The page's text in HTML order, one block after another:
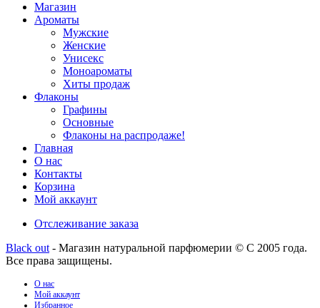
Магазин
Ароматы
Мужские
Женские
Унисекс
Моноароматы
Хиты продаж
Флаконы
Графины
Основные
Флаконы на распродаже!
Главная
О нас
Контакты
Корзина
Мой аккаунт
Отслеживание заказа
Black out - Магазин натуральной парфюмерии © С 2005 года.
Все права защищены.
О нас
Мой аккаунт
Избранное